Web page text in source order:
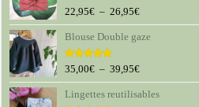
Note5.00
sur 5
22,95€ – 26,95€Plage
de
prix :
à
26,95€
Blouse Double gaze
Note5.00
sur 5
35,00€ – 39,95€Plage
de
prix :
Lingettes reutilisables